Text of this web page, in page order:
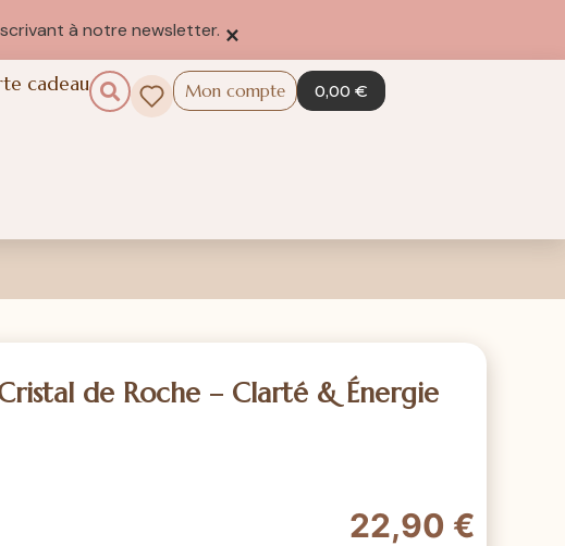
à notre newsletter. ×
cadeau Mon compte 0,00€
de Roche – Clarté & Énergie
22,90 €